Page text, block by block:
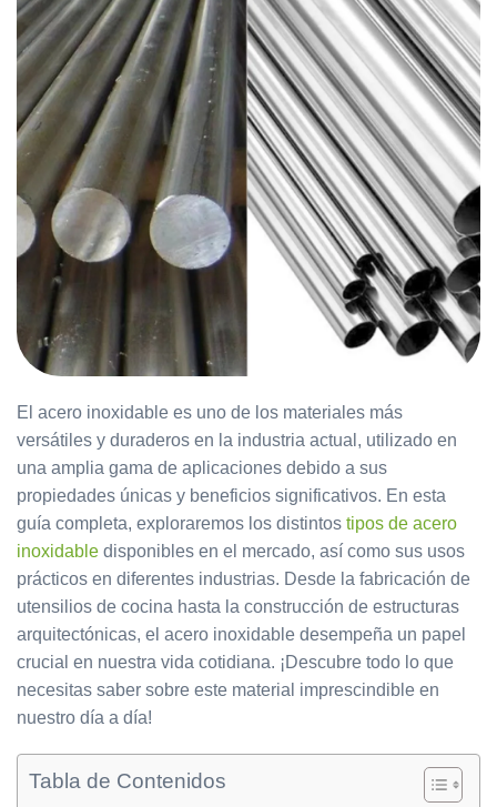
El acero inoxidable es uno de los materiales más
versátiles y duraderos en la industria actual, utilizado en
una amplia gama de aplicaciones debido a sus
propiedades únicas y beneficios significativos. En esta
guía completa, exploraremos los distintos tipos de acero
inoxidable disponibles en el mercado, así como sus usos
prácticos en diferentes industrias. Desde la fabricación de
utensilios de cocina hasta la construcción de estructuras
arquitectónicas, el acero inoxidable desempeña un papel
crucial en nuestra vida cotidiana. ¡Descubre todo lo que
necesitas saber sobre este material imprescindible en
nuestro día a día!
Tabla de Contenidos